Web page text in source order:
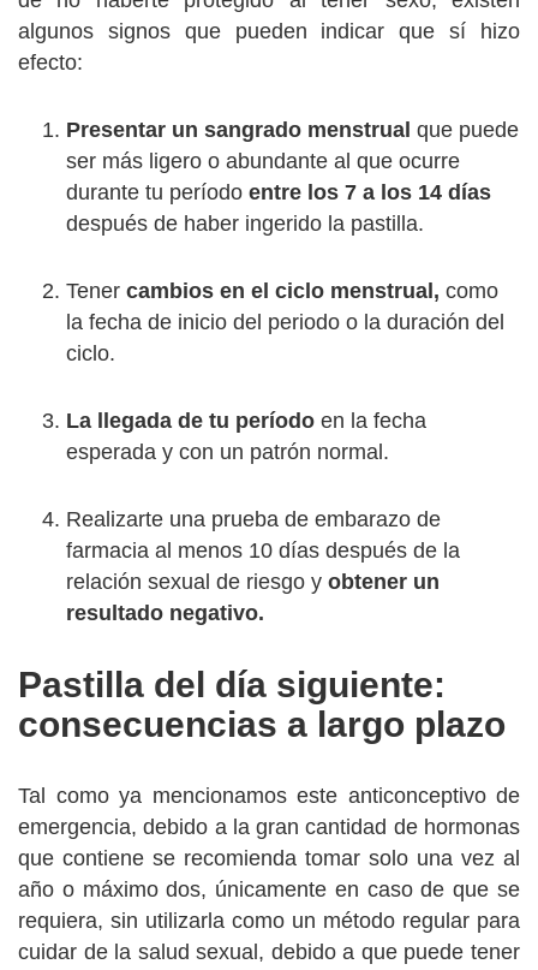
algunos signos que pueden indicar que sí hizo
efecto:
Presentar un sangrado menstrual que puede
ser más ligero o abundante al que ocurre
durante tu período entre los 7 a los 14 días
después de haber ingerido la pastilla.
Tener cambios en el ciclo menstrual, como
la fecha de inicio del periodo o la duración del
ciclo.
La llegada de tu período en la fecha
esperada y con un patrón normal.
Realizarte una prueba de embarazo de
farmacia al menos 10 días después de la
relación sexual de riesgo y obtener un
resultado negativo.
Pastilla del día siguiente:
consecuencias a largo plazo
Tal como ya mencionamos este anticonceptivo de
emergencia, debido a la gran cantidad de hormonas
que contiene se recomienda tomar solo una vez al
año o máximo dos, únicamente en caso de que se
requiera, sin utilizarla como un método regular para
cuidar de la salud sexual, debido a que puede tener